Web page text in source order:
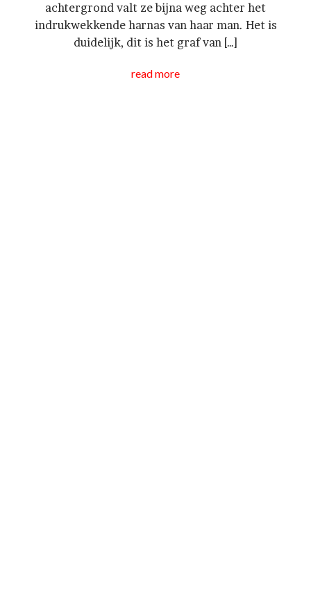
achtergrond valt ze bijna weg achter het
indrukwekkende harnas van haar man. Het is
duidelijk, dit is het graf van […]
read more